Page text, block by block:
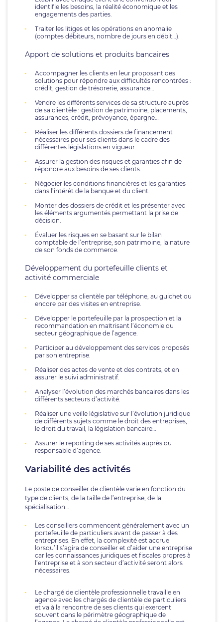
identifie les besoins, la réalité économique et les
engagements des parties.
Traiter les litiges et les opérations en anomalie
(comptes débiteurs, nombre de jours en débit…).
Apport de solutions et produits bancaires
Accompagner les clients en leur proposant des
solutions pour répondre aux difficultés rencontrées :
crédit, gestion de trésorerie, assurance…
Vendre les différents services de sa structure auprès
de sa clientèle : gestion de patrimoine, placements,
assurances, crédit, prévoyance, épargne…
Réaliser les différents dossiers de financement
nécessaires pour ses clients dans le cadre des
différentes législations en vigueur.
Assurer la gestion des risques et garanties afin de
répondre aux besoins de ses clients.
Négocier les conditions financières et les garanties
dans l’intérêt de la banque et du client.
Monter des dossiers de crédit et les présenter avec
les éléments argumentés permettant la prise de
décision.
Évaluer les risques en se basant sur le bilan
comptable de l’entreprise, son patrimoine, la nature
de son fonds de commerce.
Développement du portefeuille clients et
activité commerciale
Développer sa clientèle par téléphone, au guichet ou
encore par des visites en entreprise.
Développer le portefeuille par la prospection et la
recommandation en maîtrisant l’économie du
secteur géographique de l’agence.
Participer au développement des services proposés
par son entreprise.
Réaliser des actes de vente et des contrats, et en
assurer le suivi administratif.
Analyser l’évolution des marchés bancaires dans les
différents secteurs d’activité.
Réaliser une veille législative sur l’évolution juridique
de différents sujets comme le droit des entreprises,
le droit du travail, la législation bancaire…
Assurer le reporting de ses activités auprès du
responsable d’agence.
Variabilité des activités
Le poste de conseiller de clientèle varie en fonction du
type de clients, de la taille de l’entreprise, de la
spécialisation…
Les conseillers commencent généralement avec un
portefeuille de particuliers avant de passer à des
entreprises. En effet, la complexité est accrue
lorsqu’il s’agira de conseiller et d’aider une entreprise
car les connaissances juridiques et fiscales propres à
l’entreprise et à son secteur d’activité seront alors
nécessaires.
Le chargé de clientèle professionnelle travaille en
agence avec les chargés de clientèle de particuliers
et va à la rencontre de ses clients qui exercent
souvent dans le périmètre géographique de